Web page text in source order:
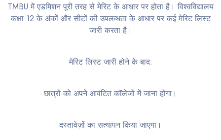
TMBU में एडमिशन पूरी तरह से मेरिट के आधार पर होता है। विश्वविद्यालय
कक्षा 12 के अंकों और सीटों की उपलब्धता के आधार पर कई मेरिट लिस्ट
जारी करता है।
मेरिट लिस्ट जारी होने के बाद:
छात्रों को अपने आवंटित कॉलेजों में जाना होगा।
दस्तावेज़ों का सत्यापन किया जाएगा।